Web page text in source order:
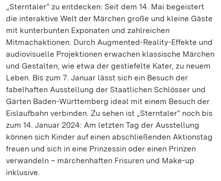
„Sterntaler“ zu entdecken: Seit dem 14. Mai begeistert
die interaktive Welt der Märchen große und kleine Gäste
mit kunterbunten Exponaten und zahlreichen
Mitmachaktionen. Durch Augmented-Reality-Effekte und
audiovisuelle Projektionen erwachen klassische Märchen
und Gestalten, wie etwa der gestiefelte Kater, zu neuem
Leben. Bis zum 7. Januar lässt sich ein Besuch der
fabelhaften Ausstellung der Staatlichen Schlösser und
Gärten Baden-Württemberg ideal mit einem Besuch der
Eislaufbahn verbinden. Zu sehen ist „Sterntaler“ noch bis
zum 14. Januar 2024: Am letzten Tag der Ausstellung
können sich Kinder auf einen abschließenden Aktionstag
freuen und sich in eine Prinzessin oder einen Prinzen
verwandeln – märchenhaften Frisuren und Make-up
inklusive.